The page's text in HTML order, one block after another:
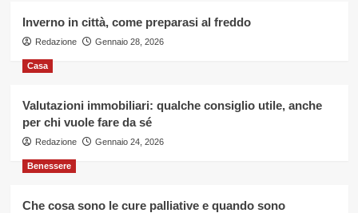
Inverno in città, come preparasi al freddo
Redazione Gennaio 28, 2026
Casa
Valutazioni immobiliari: qualche consiglio utile, anche
per chi vuole fare da sé
Redazione Gennaio 24, 2026
Benessere
Che cosa sono le cure palliative e quando sono